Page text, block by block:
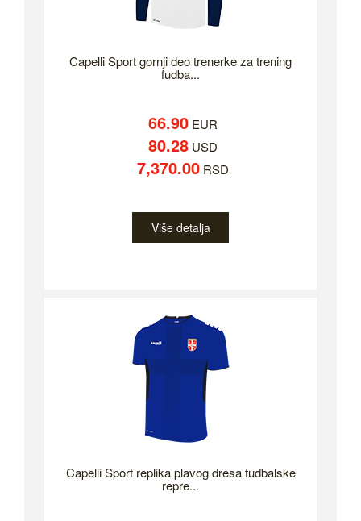
Capelli Sport gornji deo trenerke za trening
fudba...
66.90EUR
80.28USD
7,370.00RSD
Više detalja
Capelli Sport replika plavog dresa fudbalske
repre...